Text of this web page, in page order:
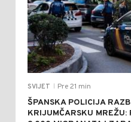
SVIJET Pre 21 min
ŠPANSKA POLICIJA
KRIJUMČARSKU MREŽU: